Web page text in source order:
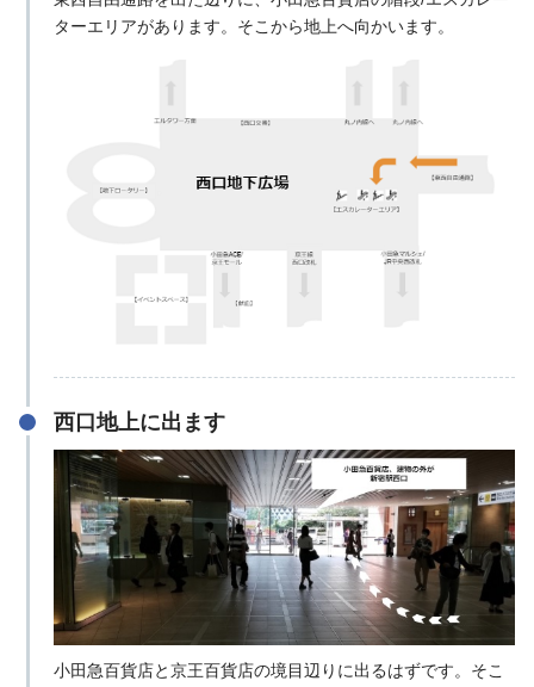
ターエリアがあります。そこから地上へ向かいます。
西口地上に出ます
小田急百貨店と京王百貨店の境目辺りに出るはずです。そこ